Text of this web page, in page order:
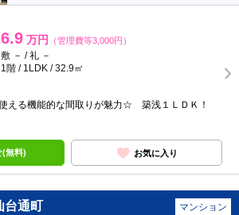
6.9 万円 （管理費等3,000円）
敷 － / 礼 －
1階 / 1LDK / 32.9㎡
える機能的な間取りが魅力☆ 築浅１ＬＤＫ！
(無料) お気に入り
台通町 マンション